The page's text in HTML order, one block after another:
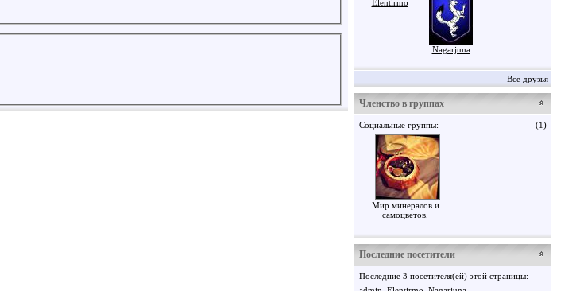
Elentirmo
Nagarjuna
Все друзья
Членство в группах
(1)
Социальные группы:
Мир минералов и
самоцветов.
Последние посетители
Последние 3 посетителя(ей) этой страницы: